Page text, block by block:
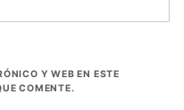
Y WEB EN ESTE
COMENTE.